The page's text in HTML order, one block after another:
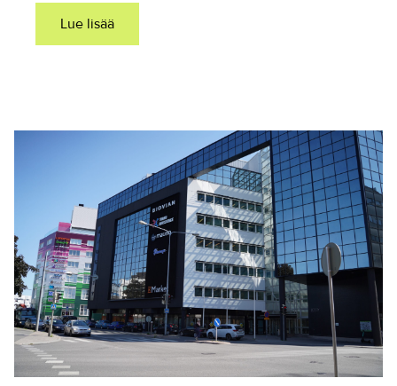
Lue lisää